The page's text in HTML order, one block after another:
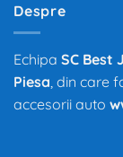
Despre
Echipa SC Best
Piesa, din care
accesorii auto